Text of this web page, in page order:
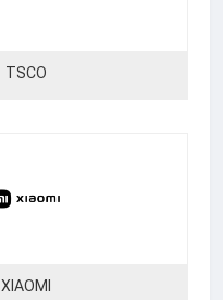
TSCO
XIAOMI